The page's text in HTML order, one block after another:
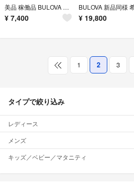
美品 稼働品 BULOVA ブローバ レディース腕時計 ゴールド 純正ブレス
¥ 7,400 ¥ 19,800
1 2 3
タイプで絞り込み
レディース
メンズ
キッズ／ベビー／マタニティ